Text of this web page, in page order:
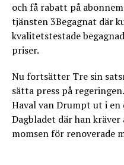
och få rabatt på
tjänsten 3Begagnat där
kvalitetstestade
priser.
Nu fortsätter Tre sin
sätta press på
Haval van Drumpt ut i
Dagbladet där han
momsen för renoverade